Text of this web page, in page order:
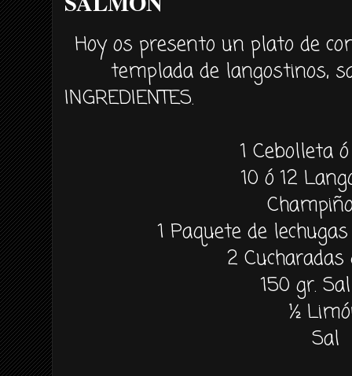
Hoy os presento un plato de
templada de langostinos,
INGREDIENTES.
1 Cebolleta
10 ó 12
1 Paquete de
2 Cucharadas
150 gr.
½
Sal